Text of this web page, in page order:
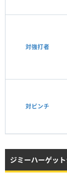
対強打者
対ピンチ
ジミーハーゲッ